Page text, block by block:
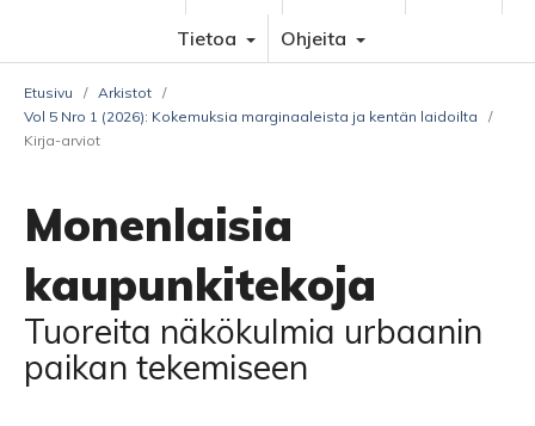
Tietoa
Ohjeita
Etusivu / Arkistot /
Vol 5 Nro 1 (2026): Kokemuksia marginaaleista ja kentän laidoilta
/
Kirja-arviot
Monenlaisia
kaupunkitekoja
Tuoreita näkökulmia urbaanin
paikan tekemiseen